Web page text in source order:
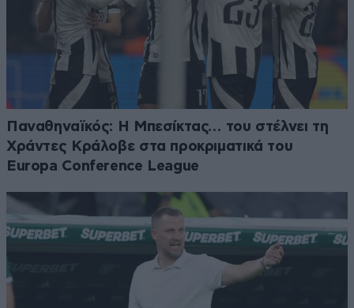
Παναθηναϊκός: Η Μπεσίκτας… του στέλνει τη
Χράντες Κράλοβε στα προκριματικά του
Europa Conference League